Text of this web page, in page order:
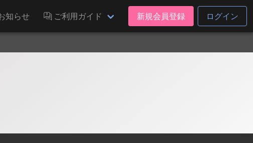
知らせ ご利用ガイド 新規会員登録 ログイン